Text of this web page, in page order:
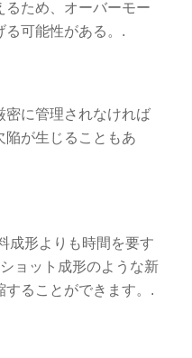
るため、オーバーモー
る可能性がある。.
密に管理されなければ
陥が生じることもあ
成形よりも時間を要す
ョット成形のような新
することができます。.